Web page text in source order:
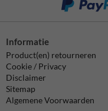
Informatie
Product(en) retourneren
Cookie / Privacy
Disclaimer
Sitemap
Algemene Voorwaarden